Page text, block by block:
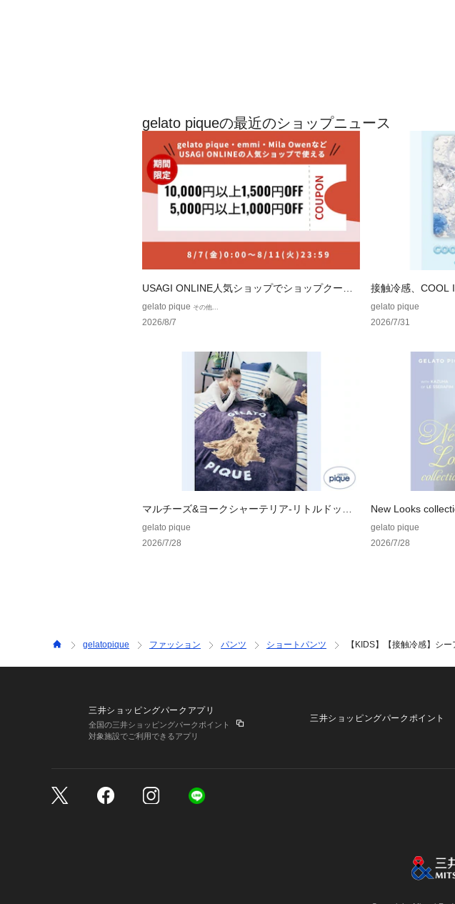
gelato piqueの最近のショップニュース
USAGI ONLINE人気ショップでショップクーポ
ン配布中！
gelato pique その他...
2026/8/7
接触冷感、COOL
gelato pique
2026/7/31
マルチーズ&ヨークシャーテリア-リトルドッグ
ズシリーズ-
gelato pique
2026/7/28
New Looks
ERAFIM
gelato pique
2026/7/28
gelatopique ファッション パンツ ショートパンツ 【KIDS】【接触冷感】シ
三井ショッピングパークアプリ
全国の三井ショッピングパークポイント
対象施設でご利用できるアプリ
三井ショッピングパークポイント
個人情報保護方針